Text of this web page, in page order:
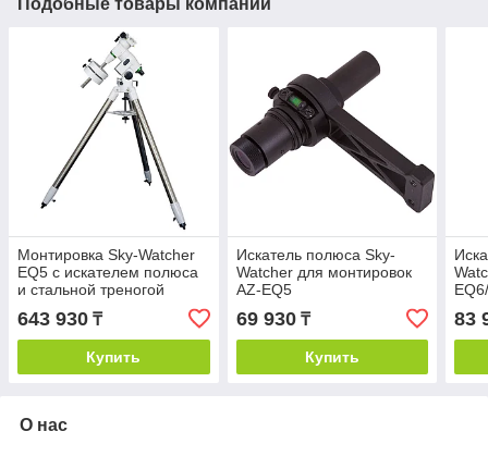
Монтировка Sky-Watcher
EQ5 с искателем полюса
и стальной треногой
643 930 ₸
Купить
Искатель полюса Sky-
Watcher для монтировок
AZ-EQ5
69 930₸
Купить
83
О нас